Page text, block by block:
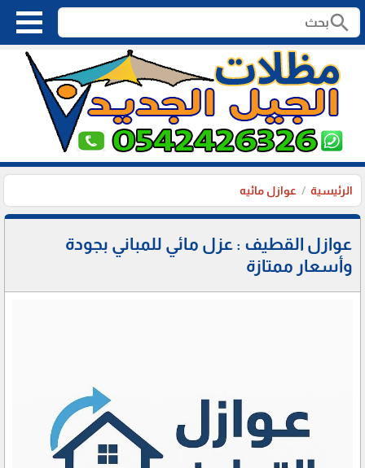
search
الرئيسية عوازل مائيه
عوازل القطيف : عزل مائي للمباني بجودة
وأسعار ممتازة